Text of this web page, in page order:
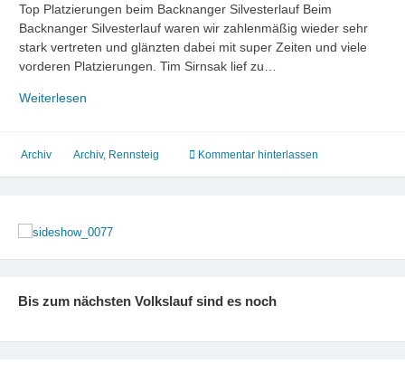
Top Platzierungen beim Backnanger Silvesterlauf Beim
Backnanger Silvesterlauf waren wir zahlenmäßig wieder sehr
stark vertreten und glänzten dabei mit super Zeiten und viele
vorderen Platzierungen. Tim Sirnsak lief zu…
Weiterlesen
2012
Archiv Archiv, Rennsteig Kommentar hinterlassen
Bis zum nächsten Volkslauf sind es noch